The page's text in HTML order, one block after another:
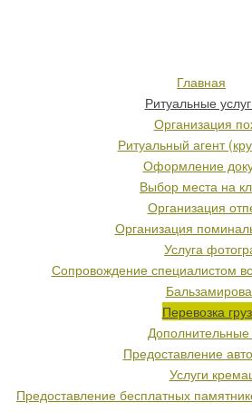
Главная
Ритуальные
Организация
Ритуальный агент
Оформление
Выбор места на
Организация
Организация
Услуга
Сопровождение специалистом
Перевозка
Дополнительные
Предоставление
Услуги
Предоставление бесплатных